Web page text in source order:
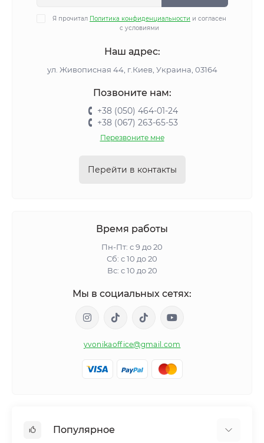
Я прочитал Политика конфиденциальности и согласен
с условиями
Наш адрес:
ул. Живописная 44, г.Киев, Украина, 03164
Позвоните нам:
+38 (050) 464-01-24
+38 (067) 263-65-53
Перезвоните мне
Перейти в контакты
Время работы
Пн-Пт: с 9 до 20
Сб: с 10 до 20
Вс: с 10 до 20
Мы в социальных сетях:
yvonikaoffice@gmail.com
Популярное